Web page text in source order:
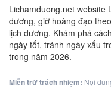
Lichamduong.net website
dương, giờ hoàng đạo
lịch dương. Khám phá
ngày tốt, tránh ngày xấu
trong năm 2026.
Miễn trừ trách nhiệm: Nội